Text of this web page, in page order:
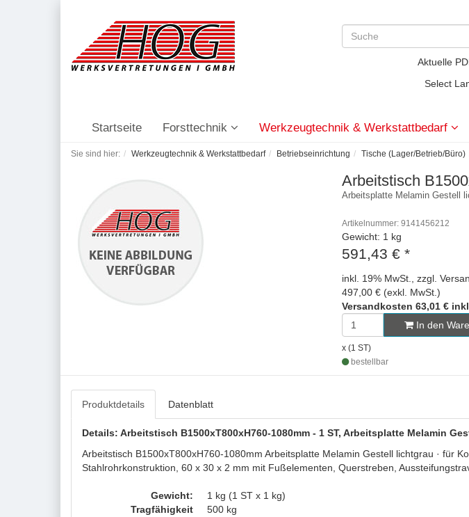
Aktuelle
Select
Startseite Forsttechnik Werkzeugtechnik & Werkstattbedarf
Sie sind hier: Werkzeugtechnik & Werkstattbedarf Betriebseinrichtung Tische (Lager/Betrieb/Büro)
Arbeitstisch
Arbeitsplatte Melamin Gestell
Artikelnummer: 9141456212
Gewicht: 1 kg
591,43 € *
inkl. 19% MwSt., zzgl.
497,00 € (exkl. MwSt.)
Versandkosten 63,01 €
In den
x (1 ST)
bestellbar
Produktdetails Datenblatt
Details: Arbeitstisch B1500xT800xH760-1080mm - 1 ST, Arbeitsplatte Melamin
Arbeitstisch B1500xT800xH760-1080mm Arbeitsplatte Melamin Gestell lichtgrau · für
Stahlrohrkonstruktion, 60 x 30 x 2 mm mit Fußelementen, Querstreben,
Gewicht:
1 kg (1 ST x 1 kg)
Tragfähigkeit
500 kg